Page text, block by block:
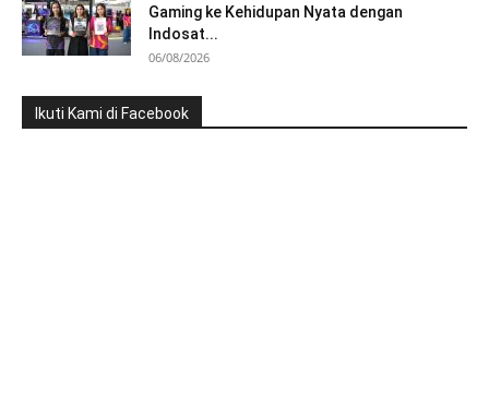
Gaming ke Kehidupan Nyata dengan
Indosat...
06/08/2026
Ikuti Kami di Facebook